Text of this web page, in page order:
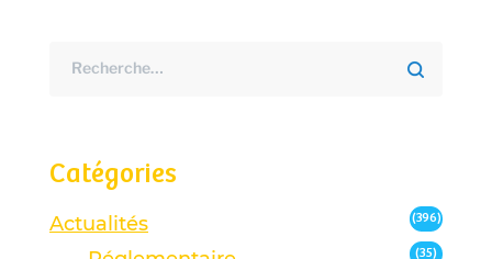
Catégories
Actualités (396)
(35)